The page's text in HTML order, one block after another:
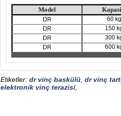
Model
DR
60 kg
DR
150
DR
300
DR
600
Etiketler: dr vinç baskülü dr vinç
elektronik vinç terazisi